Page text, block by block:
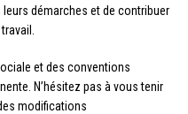
leurs démarches et de contribuer
et des conventions
N’hésitez pas à vous tenir
modifications